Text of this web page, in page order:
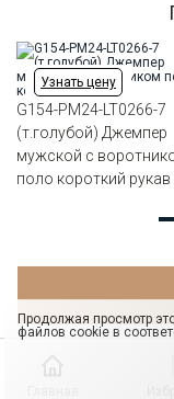
Узнать цену
G154-PM24-LT0266-7
(т.голубой) Джемпер
мужской с
поло короткий рукав
Продолжая просмотр
файлов cookie в